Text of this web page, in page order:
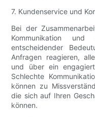
7. Kundenservice und
Bei der
Kommunikation
entscheidender
Anfragen reagieren,
und über ein
Schlechte
können zu
die sich auf Ihren
können.